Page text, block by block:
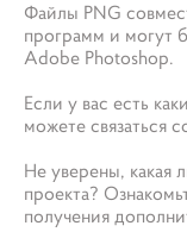
Файлы PNG
программ и могут
Adobe Photoshop.
Если у вас есть
можете связаться
Не уверены, какая
проекта?
получения